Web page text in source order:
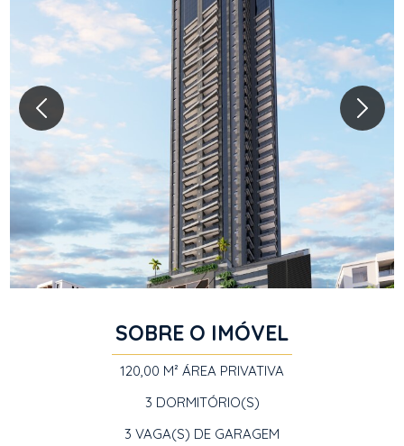
SOBRE O IMÓVEL
120,00 M² ÁREA PRIVATIVA
3 DORMITÓRIO(S)
3 VAGA(S) DE GARAGEM